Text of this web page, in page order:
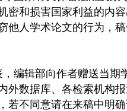
密和损害国家利益的内
他人学术论文的行为，
编辑部向作者赠送当期
外数据库、各检索机构
若不同意请在来稿中明确